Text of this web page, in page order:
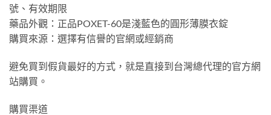
號、有效期限
藥品外觀：正品POXET-60是淺藍色的圓形薄膜衣錠
購買來源：選擇有信譽的官網或經銷商
避免買到假貨最好的方式，就是直接到台灣總代理的官方網
站購買。
購買渠道